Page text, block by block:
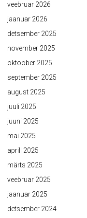
veebruar 2026
jaanuar 2026
detsember 2025
november 2025
oktoober 2025
september 2025
august 2025
juuli 2025
juuni 2025
mai 2025
aprill 2025
märts 2025
veebruar 2025
jaanuar 2025
detsember 2024